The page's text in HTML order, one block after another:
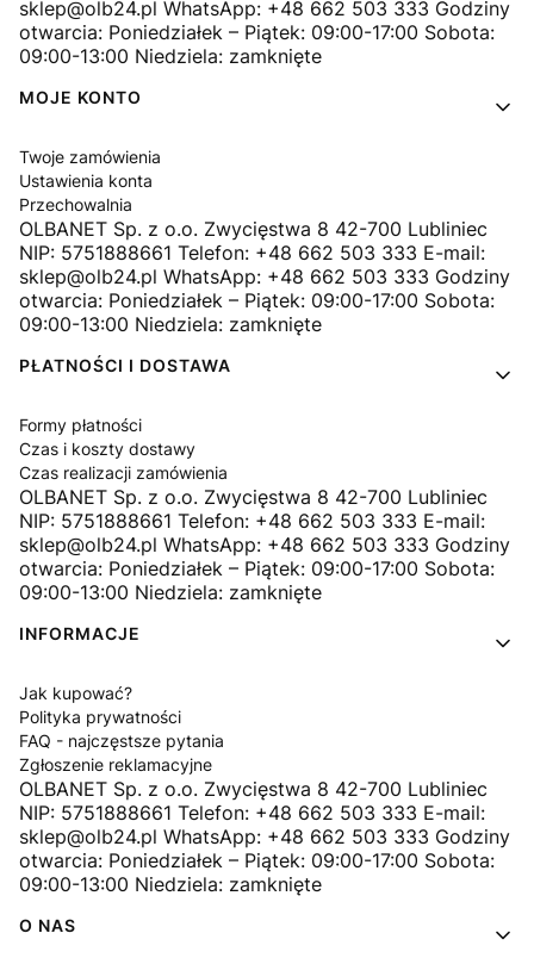
sklep@olb24.pl WhatsApp: +48 662 503 333 Godziny
otwarcia: Poniedziałek – Piątek: 09:00-17:00 Sobota:
09:00-13:00 Niedziela: zamknięte
MOJE KONTO
Twoje zamówienia
Ustawienia konta
Przechowalnia
OLBANET Sp. z o.o. Zwycięstwa 8 42-700 Lubliniec
NIP: 5751888661 Telefon: +48 662 503 333 E-mail:
sklep@olb24.pl WhatsApp: +48 662 503 333 Godziny
otwarcia: Poniedziałek – Piątek: 09:00-17:00 Sobota:
09:00-13:00 Niedziela: zamknięte
PŁATNOŚCI I DOSTAWA
Formy płatności
Czas i koszty dostawy
Czas realizacji zamówienia
OLBANET Sp. z o.o. Zwycięstwa 8 42-700 Lubliniec
NIP: 5751888661 Telefon: +48 662 503 333 E-mail:
sklep@olb24.pl WhatsApp: +48 662 503 333 Godziny
otwarcia: Poniedziałek – Piątek: 09:00-17:00 Sobota:
09:00-13:00 Niedziela: zamknięte
INFORMACJE
Jak kupować?
Polityka prywatności
FAQ - najczęstsze pytania
Zgłoszenie reklamacyjne
OLBANET Sp. z o.o. Zwycięstwa 8 42-700 Lubliniec
NIP: 5751888661 Telefon: +48 662 503 333 E-mail:
sklep@olb24.pl WhatsApp: +48 662 503 333 Godziny
otwarcia: Poniedziałek – Piątek: 09:00-17:00 Sobota:
09:00-13:00 Niedziela: zamknięte
O NAS